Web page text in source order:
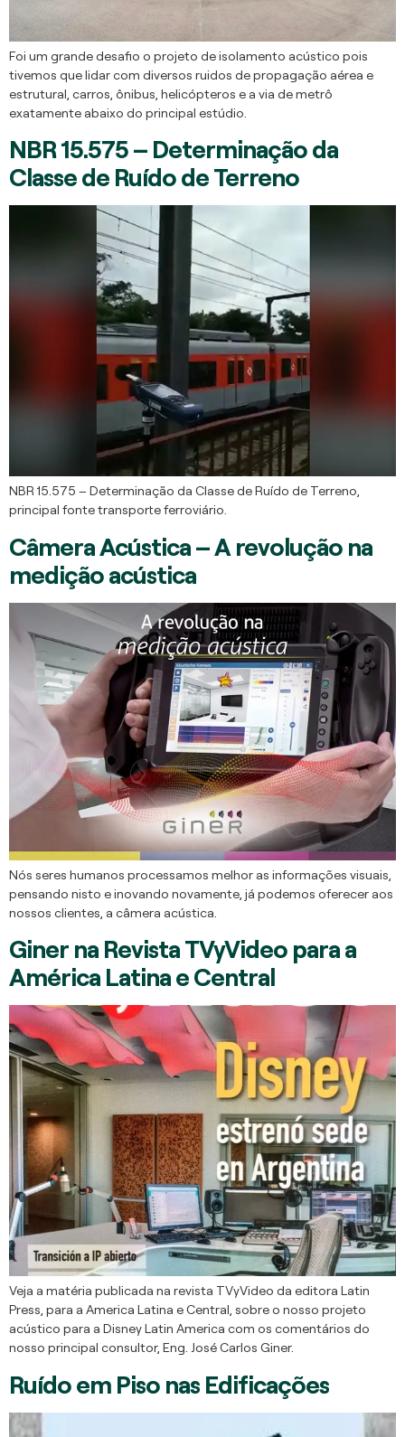
Foi um grande desafio o projeto de isolamento acústico pois
tivemos que lidar com diversos ruidos de propagação aérea e
estrutural, carros, ônibus, helicópteros e a via de metrô
exatamente abaixo do principal estúdio.
NBR 15.575 – Determinação da
Classe de Ruído de Terreno
NBR 15.575 – Determinação da Classe de Ruído de Terreno,
principal fonte transporte ferroviário.
Câmera Acústica – A revolução na
medição acústica
Nós seres humanos processamos melhor as informações visuais,
pensando nisto e inovando novamente, já podemos oferecer aos
nossos clientes, a câmera acústica.
Giner na Revista TVyVideo para a
América Latina e Central
Veja a matéria publicada na revista TVyVideo da editora Latin
Press, para a America Latina e Central, sobre o nosso projeto
acústico para a Disney Latin America com os comentários do
nosso principal consultor, Eng. José Carlos Giner.
Ruído em Piso nas Edificações